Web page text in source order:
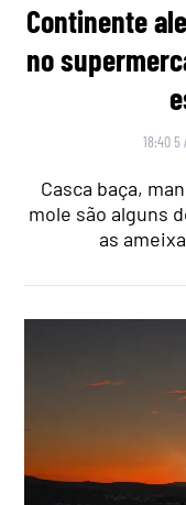
Continente
no
18:40 5
Casca baça,
mole são alguns
as